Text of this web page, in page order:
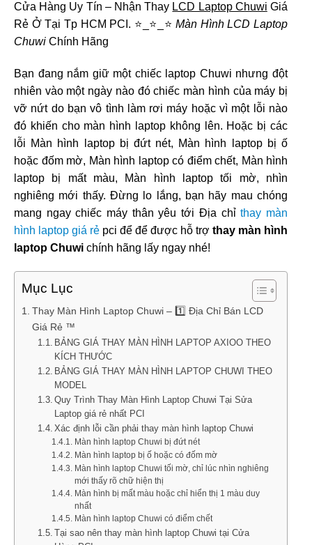
Cửa Hàng Uy Tín – Nhận Thay LCD Laptop Chuwi Giá
Rẻ Ở Tại Tp HCM PCI. ⭐_⭐_⭐ Màn Hình LCD Laptop
Chuwi Chính Hãng
Bạn đang nắm giữ một chiếc laptop Chuwi nhưng đột
nhiên vào một ngày nào đó chiếc màn hình của máy bị
vỡ nứt do bạn vô tình làm rơi máy hoặc vì một lỗi nào
đó khiến cho màn hình laptop không lên. Hoặc bị các
lỗi Màn hình laptop bị đứt nét, Màn hình laptop bị ố
hoặc đốm mờ, Màn hình laptop có điểm chết, Màn hình
laptop bị mất màu, Màn hình laptop tối mờ, nhìn
nghiêng mới thấy. Đừng lo lắng, bạn hãy mau chóng
mang ngay chiếc máy thân yêu tới Địa chỉthay màn
hình laptop giá rẻ pci để để được hỗ trợ thay màn hình
laptop Chuwi chính hãng lấy ngay nhé!
Mục Lục
Thay Màn Hình Laptop Chuwi – 1️⃣ Địa Chỉ Bán LCD
Giá Rẻ ™
BẢNG GIÁ THAY MÀN HÌNH LAPTOP AXIOO THEO
KÍCH THƯỚC
BẢNG GIÁ THAY MÀN HÌNH LAPTOP CHUWI THEO
MODEL
Quy Trình Thay Màn Hình Laptop Chuwi Tại Sửa
Laptop giá rẻ nhất PCI
Xác định lỗi cần phải thay màn hình laptop Chuwi
Màn hình laptop Chuwi bị đứt nét
Màn hình laptop bị ố hoặc có đốm mờ
Màn hình laptop Chuwi tối mờ, chỉ lúc nhìn nghiêng
mới thấy rõ chữ hiện thị
Màn hình bị mất màu hoặc chỉ hiển thị 1 màu duy
nhất
Màn hình laptop Chuwi có điểm chết
Tại sao nên thay màn hình laptop Chuwi tại Cửa